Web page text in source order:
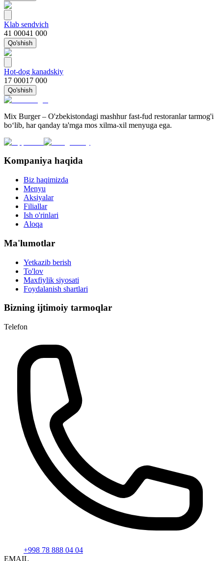
Klab sendvich
41 00041 000
Qo'shish
Hot-dog kanadskiy
17 00017 000
Qo'shish
Mix Burger – O'zbekistondagi mashhur fast-fud restoranlar tarmog'i
bo‘lib, har qanday ta'mga mos xilma-xil menyuga ega.
Kompaniya haqida
Biz haqimizda
Menyu
Aksiyalar
Filiallar
Ish o'rinlari
Aloqa
Ma'lumotlar
Yetkazib berish
To'lov
Maxfiylik siyosati
Foydalanish shartlari
Bizning ijtimoiy tarmoqlar
Telefon
+998 78 888 04 04
EMAIL